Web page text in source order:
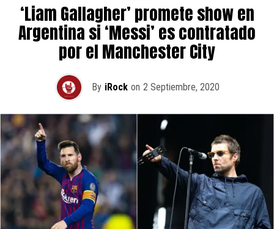
‘Liam Gallagher’ promete show en
Argentina si ‘Messi’ es contratado
por el Manchester City
By iRock on 2 Septiembre, 2020